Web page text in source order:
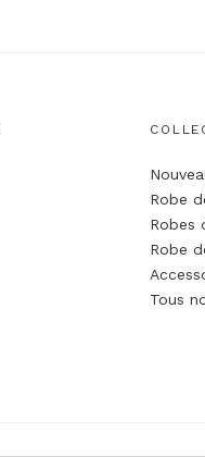
Robe
Robes
Robe
Tous